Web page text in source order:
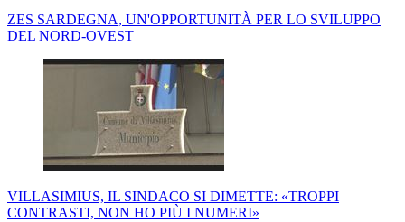
ZES SARDEGNA, UN'OPPORTUNITÀ PER LO SVILUPPO
DEL NORD-OVEST
VILLASIMIUS, IL SINDACO SI DIMETTE: «TROPPI
CONTRASTI, NON HO PIÙ I NUMERI»